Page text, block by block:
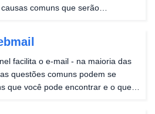
comuns que serão
facilita o e-mail - na maioria das
questões comuns podem se
que você pode encontrar e o que